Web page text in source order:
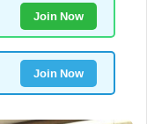
Join Now
Join Now